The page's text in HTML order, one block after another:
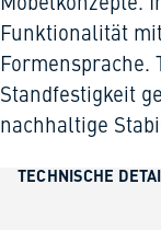
Funktionalität
Formensprache.
Standfestigkeit
nachhaltige
TECHNISCHE